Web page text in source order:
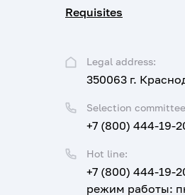
Requisites
Legal address:
350063 г.
Selection
+7 (800) 444-19-
Hot line:
+7 (800) 444-19-
режим работы: